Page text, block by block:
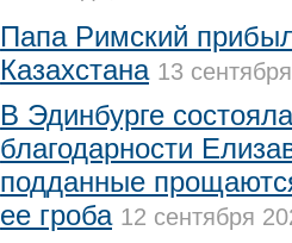
Папа Римский
Казахстана 13
В Эдинбурге
благодарности
подданные
ее гроба 12 сентября